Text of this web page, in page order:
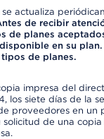
actualiza
de recibir
de planes
en su
de planes.
impresa del
los siete días de la
proveedores en un
de una